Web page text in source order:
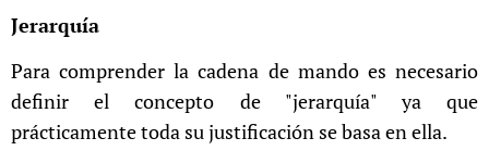
Jerarquía
Para comprender la cadena de mando es necesario
definir el concepto de "jerarquía" ya que
prácticamente toda su justificación se basa en ella.